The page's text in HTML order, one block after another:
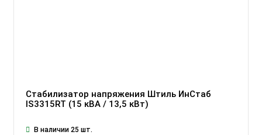
Стабилизатор напряжения Штиль ИнСтаб
IS3315RT (15 кВА / 13,5 кВт)
В наличии 25 шт.